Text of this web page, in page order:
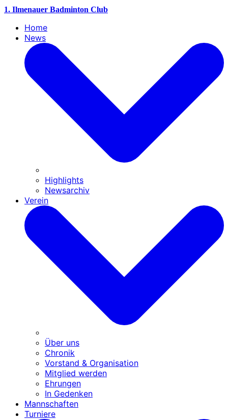
1. Ilmenauer Badminton Club
Home
News
Highlights
Newsarchiv
Verein
Über uns
Chronik
Vorstand & Organisation
Mitglied werden
Ehrungen
In Gedenken
Mannschaften
Turniere